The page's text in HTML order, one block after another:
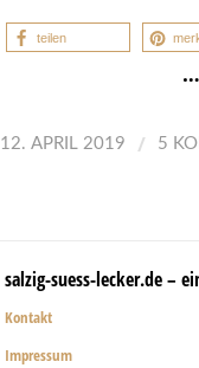
teilen
…
12. APRIL 2019 / 5
salzig-suess-lecker.de –
Kontakt
Impressum